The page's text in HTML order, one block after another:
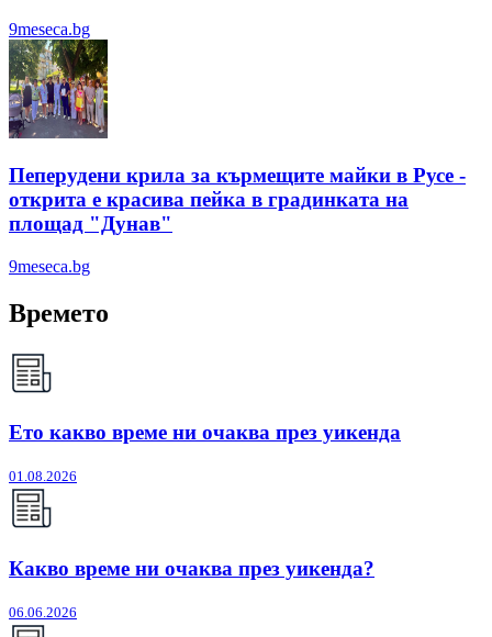
9meseca.bg
Пеперудени крила за кърмещите майки в Русе -
открита е красива пейка в градинката на
площад "Дунав"
9meseca.bg
Времето
Ето какво време ни очаква през уикенда
01.08.2026
Какво време ни очаква през уикенда?
06.06.2026